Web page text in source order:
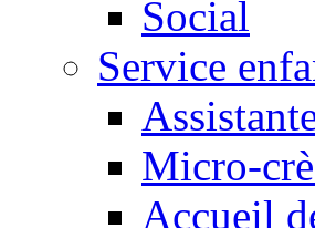
Social
Service
Micro-
Accueil